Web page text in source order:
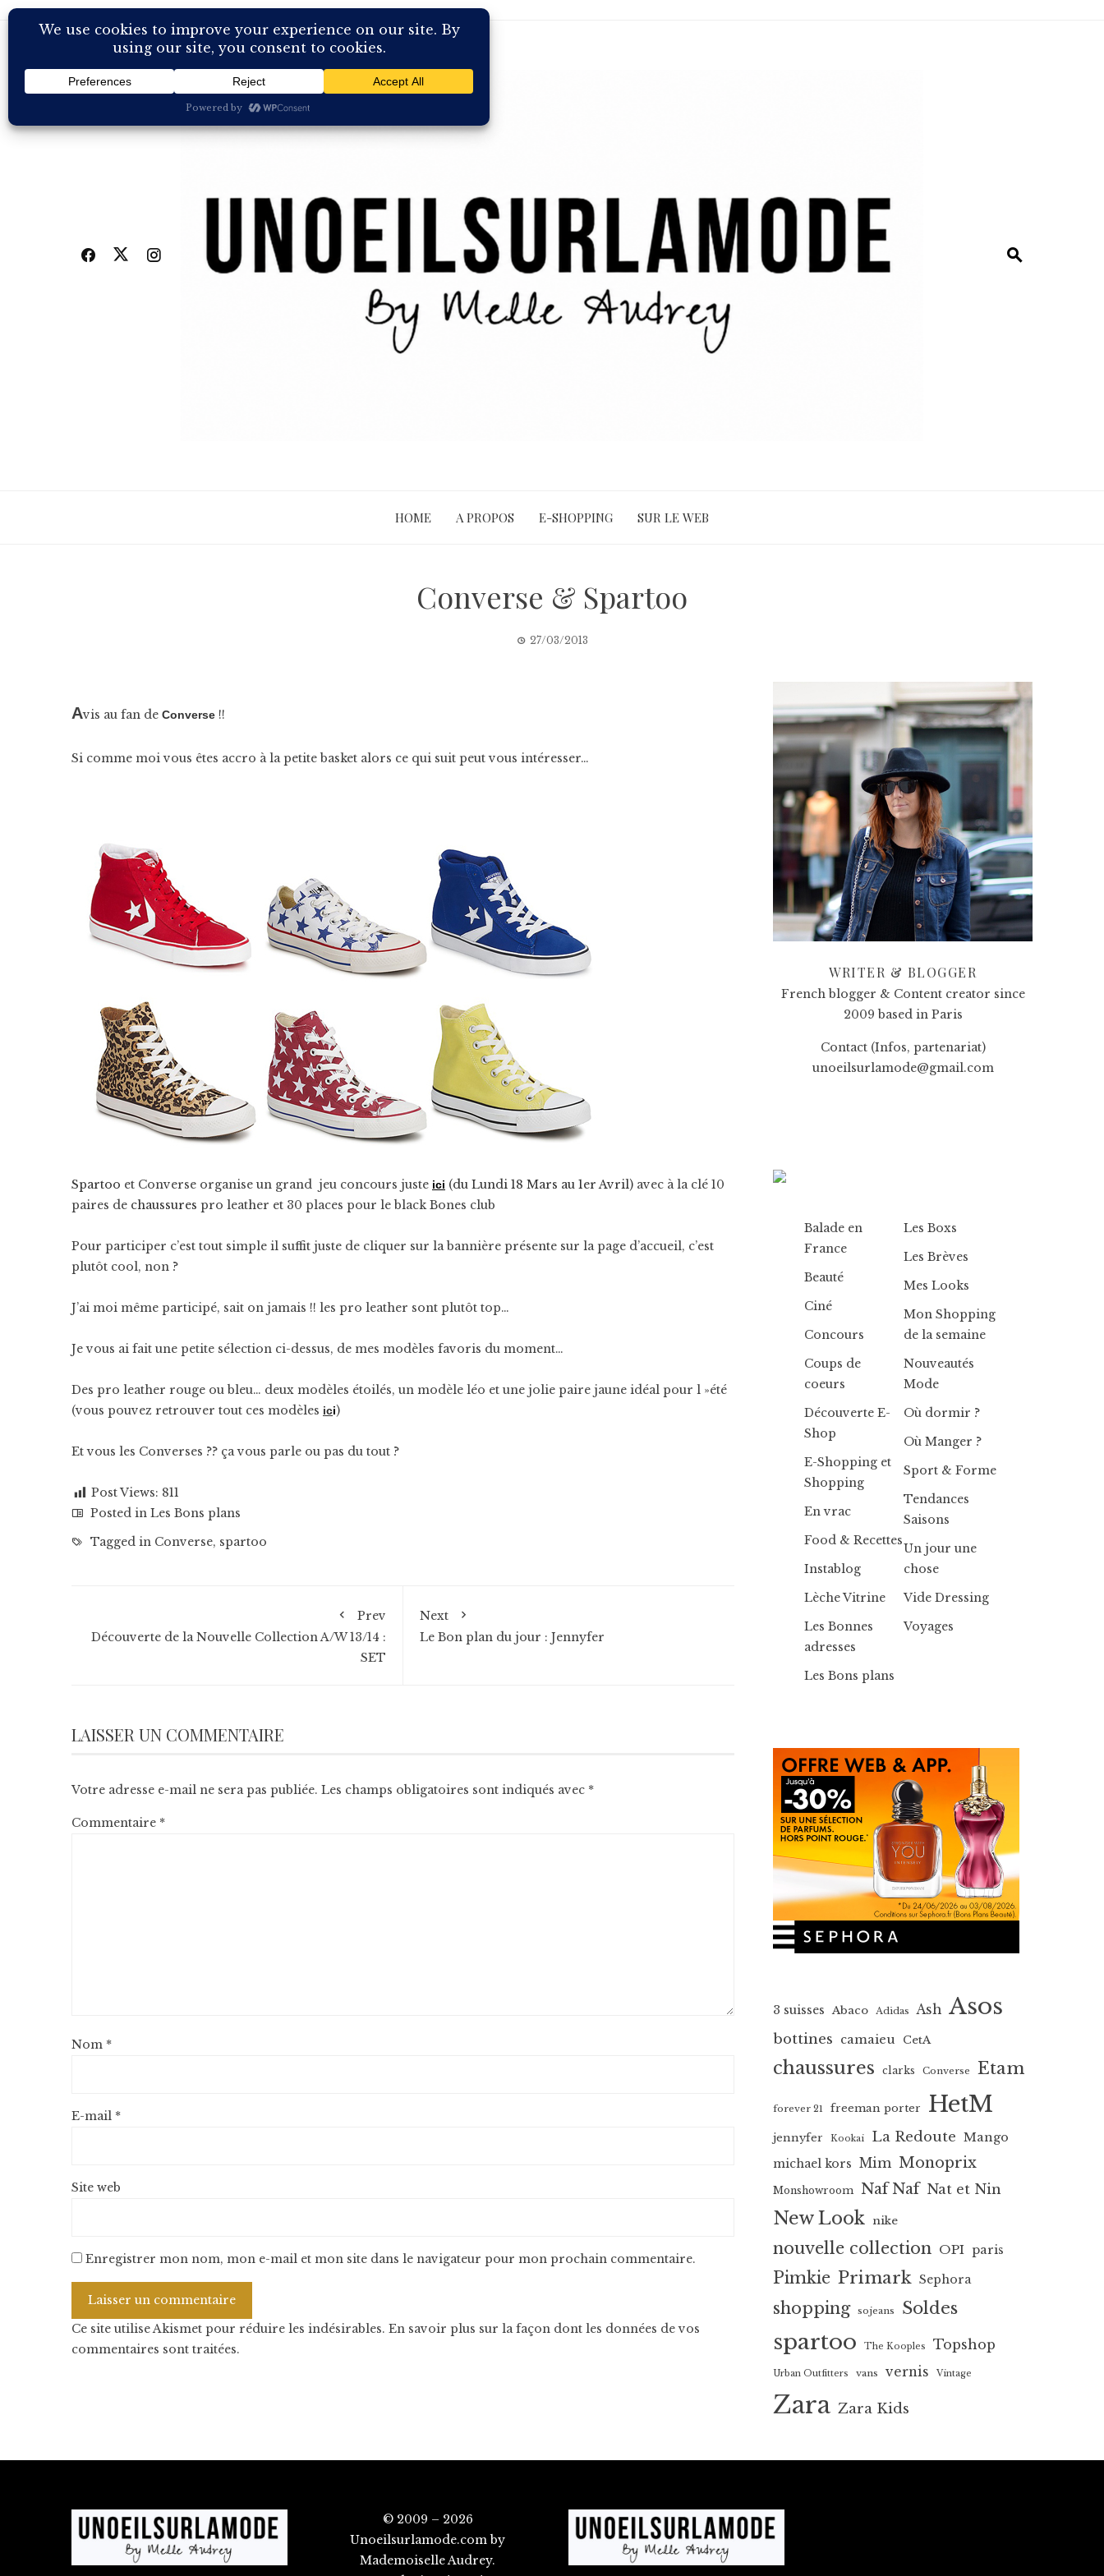
Skip
HOME A PROPOS E-SHOPPING SUR LE WEB
Converse & Spartoo
27/03/2013
Avis au fan de Converse !!
Si comme moi vous êtes accro à la petite basket alors ce qui suit peut vous intéresser…
Spartoo et Converse organise un grand jeu concours juste ici (du Lundi 18 Mars au 1er Avril) avec à la clé 10
paires de chaussures pro leather et 30 places pour le black Bones club
Pour participer c’est tout simple il suffit juste de cliquer sur la bannière présente sur la page d’accueil, c’est
plutôt cool, non ?
J’ai moi même participé, sait on jamais !! les pro leather sont plutôt top…
Je vous ai fait une petite sélection ci-dessus, de mes modèles favoris du moment…
Des pro leather rouge ou bleu… deux modèles étoilés, un modèle léo et une jolie paire jaune idéal pour l »été
(vous pouvez retrouver tout ces modèles ici)
Et vous les Converses ?? ça vous parle ou pas du tout ?
Post Views: 811
Posted in Les Bons plans
Tagged in Converse, spartoo
Prev
Découverte de la Nouvelle Collection A/W 13/14 :
SET
Next
Le Bon plan du jour : Jennyfer
LAISSER UN COMMENTAIRE
Votre adresse e-mail ne sera pas publiée. Les champs obligatoires sont indiqués avec *
Commentaire *
Nom *
E-mail *
Site web
Enregistrer mon nom, mon e-mail et mon site dans le navigateur pour mon prochain commentaire.
Ce site utilise Akismet pour réduire les indésirables. En savoir plus sur la façon dont les données de vos
commentaires sont traitées.
WRITER & BLOGGER
French blogger & Content creator since
2009 based in Paris
Contact (Infos, partenariat)
unoeilsurlamode@gmail.com
Balade en
France
Beauté
Ciné
Concours
Coups de
coeurs
Découverte E-
Shop
E-Shopping et
Shopping
En vrac
Food & Recettes
Instablog
Lèche Vitrine
Les Bonnes
adresses
Les Bons plans
Les Boxs
Les Brèves
Mes Looks
Mon Shopping
de la semaine
Nouveautés
Mode
Où dormir ?
Où Manger ?
Sport & Forme
Tendances
Saisons
Un jour une
chose
Vide Dressing
Voyages
3 suisses Abaco Adidas Ash Asos
bottines camaieu CetA
chaussures clarks Converse Etam
forever 21 freeman porter HetM
jennyfer Kookai La Redoute Mango
michael kors Mim Monoprix
Monshowroom Naf Naf Nat et Nin
New Look nike
nouvelle collection OPI paris
Pimkie Primark Sephora
shopping sojeans Soldes
spartoo The Kooples Topshop
Urban Outfitters vans vernis Vintage
Zara Zara Kids
© 2009 – 2026
Unoeilsurlamode.com by
Mademoiselle Audrey.